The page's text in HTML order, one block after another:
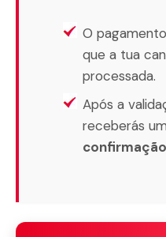
O
que a tua
processada.
Após a
receberás
confirmação